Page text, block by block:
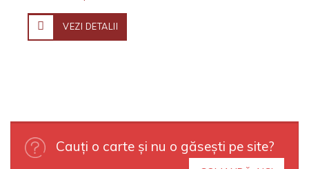
VEZI DETALII
Cauți o carte și nu o găsești pe site?